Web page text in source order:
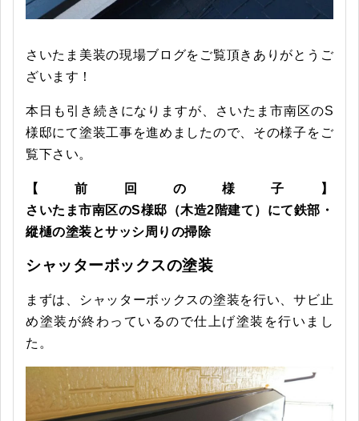
さいたま美装の現場ブログをご覧頂きありがとうご
ざいます！
本日も引き続きになりますが、さいたま市南区のS
様邸にて塗装工事を進めましたので、その様子をご
覧下さい。
【前回の様子】
さいたま市南区のS様邸（木造2階建て）にて鉄部・
縱樋の塗装とサッシ周りの掃除
シャッターボックスの塗装
まずは、シャッターボックスの塗装を行い、サビ止
め塗装が終わっているので仕上げ塗装を行いまし
た。